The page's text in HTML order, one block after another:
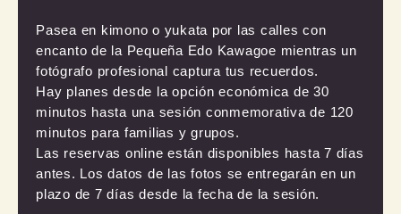
Pasea en kimono o yukata por las calles con
encanto de la Pequeña Edo Kawagoe mientras un
fotógrafo profesional captura tus recuerdos.
Hay planes desde la opción económica de 30
minutos hasta una sesión conmemorativa de 120
minutos para familias y grupos.
Las reservas online están disponibles hasta 7 días
antes. Los datos de las fotos se entregarán en un
plazo de 7 días desde la fecha de la sesión.